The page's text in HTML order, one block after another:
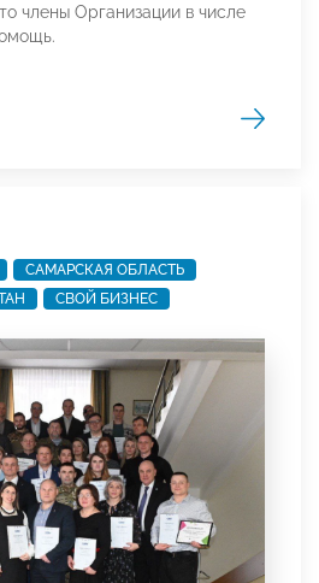
члены Организации в числе
САМАРСКАЯ ОБЛАСТЬ
СВОЙ БИЗНЕС